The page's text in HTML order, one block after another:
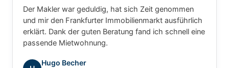
Der Makler war geduldig, hat sich Zeit genommen
und mir den Frankfurter Immobilienmarkt ausführlich
erklärt. Dank der guten Beratung fand ich schnell eine
passende Mietwohnung.
Hugo Becher